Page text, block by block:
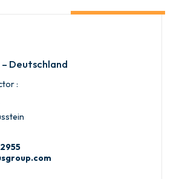
Deutschland
: